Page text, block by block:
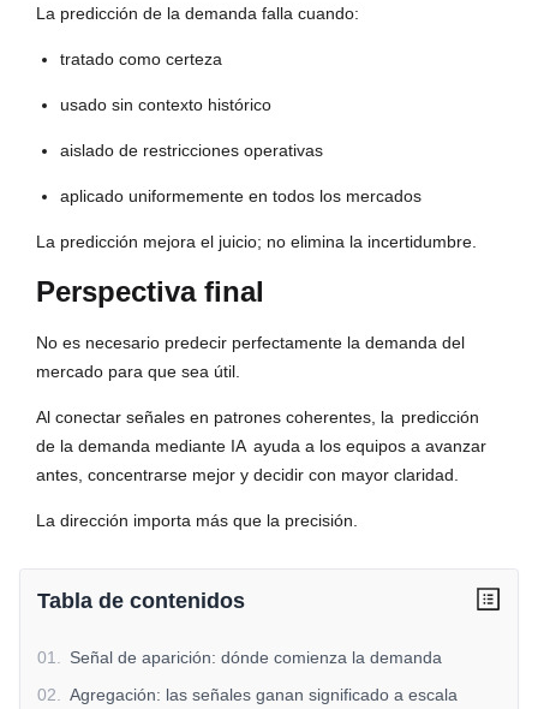
La predicción de la demanda falla cuando:
tratado como certeza
usado sin contexto histórico
aislado de restricciones operativas
aplicado uniformemente en todos los mercados
La predicción mejora el juicio; no elimina la incertidumbre.
Perspectiva final
No es necesario predecir perfectamente la demanda del
mercado para que sea útil.
Al conectar señales en patrones coherentes, la predicción
de la demanda mediante IA ayuda a los equipos a avanzar
antes, concentrarse mejor y decidir con mayor claridad.
La dirección importa más que la precisión.
Tabla de contenidos
01
Señal de aparición: dónde comienza la demanda
02
Agregación: las señales ganan significado a escala